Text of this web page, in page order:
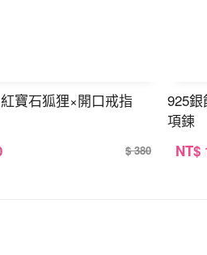
寶石狐狸×開口戒指
$ 380
925
項鍊
NT$